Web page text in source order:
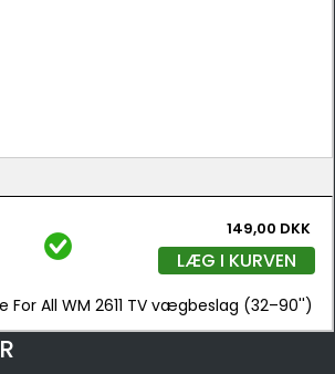
149,00 DKK
LÆG I KURVEN
For All WM 2611 TV vægbeslag (32–90'')